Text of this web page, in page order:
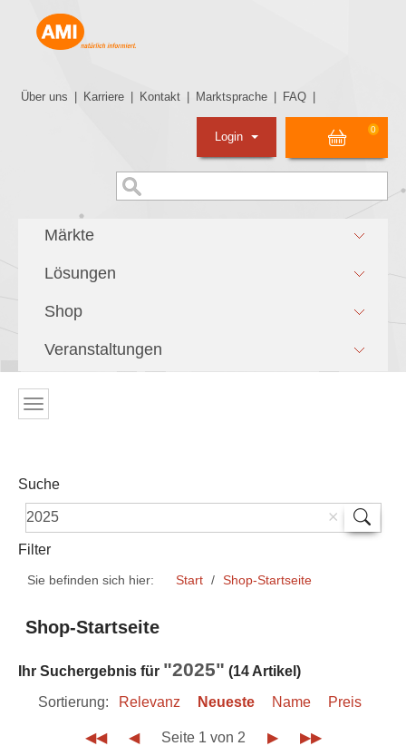
Über uns Karriere Kontakt Marktsprache FAQ
0
Login
Märkte
Lösungen
Shop
Veranstaltungen
Suche
Filter
Sie befinden sich hier: Start Shop-Startseite
Shop-Startseite
Ihr Suchergebnis für "2025" (14 Artikel)
Sortierung:
Relevanz Neueste Name Preis
◀◀ ◀ Seite 1 von 2 ▶ ▶▶